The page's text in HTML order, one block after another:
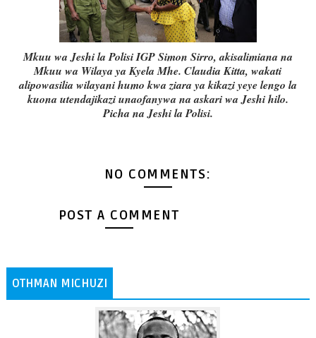
Mkuu wa Jeshi la Polisi IGP Simon Sirro, akisalimiana na
Mkuu wa Wilaya ya Kyela Mhe. Claudia Kitta, wakati
alipowasilia wilayani humo kwa ziara ya kikazi yeye lengo la
kuona utendajikazi unaofanywa na askari wa Jeshi hilo.
Picha na Jeshi la Polisi.
NO COMMENTS:
POST A COMMENT
OTHMAN MICHUZI